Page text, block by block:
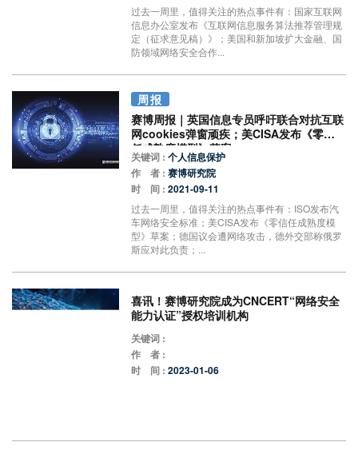
过去一周里，值得关注的热点事件有：国家互联网
信息办公室发布《互联网信息服务算法推荐管理规
定（征求意见稿）》；美国和新加坡扩大金融、国
防领域网络安全合作...
周报
赛博周报｜英国信息专员呼吁联合对抗互联
网cookies弹窗顽疾；美CISA发布《零信
任成熟度模型》草案
关键词 :个人信息保护
作 者 :赛博研究院
时 间 :2021-09-11
过去一周里，值得关注的热点事件有：ISO发布汽
车网络安全标准；美CISA发布《零信任成熟度模
型》草案；德国议会遭网络攻击，德外交部称俄罗
斯应对此负责；...
喜讯！赛博研究院成为CNCERT“网络安全
能力认证”授权培训机构
关键词 :
作 者 :
时 间 :2023-01-06